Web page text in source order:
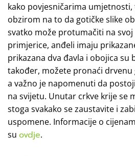
kako povjesničarima
obzirom na to da gotičke slike
svatko može protumačiti na svoj
primjerice, anđeli imaju
prikazana dva đavla i obojica su
također, možete pronaći drvenu
a važno je napomenuti da
na svijetu. Unutar crkve krije se
stoga svakako se zaustavite i
uspomene. Informacije o
su ovdje.